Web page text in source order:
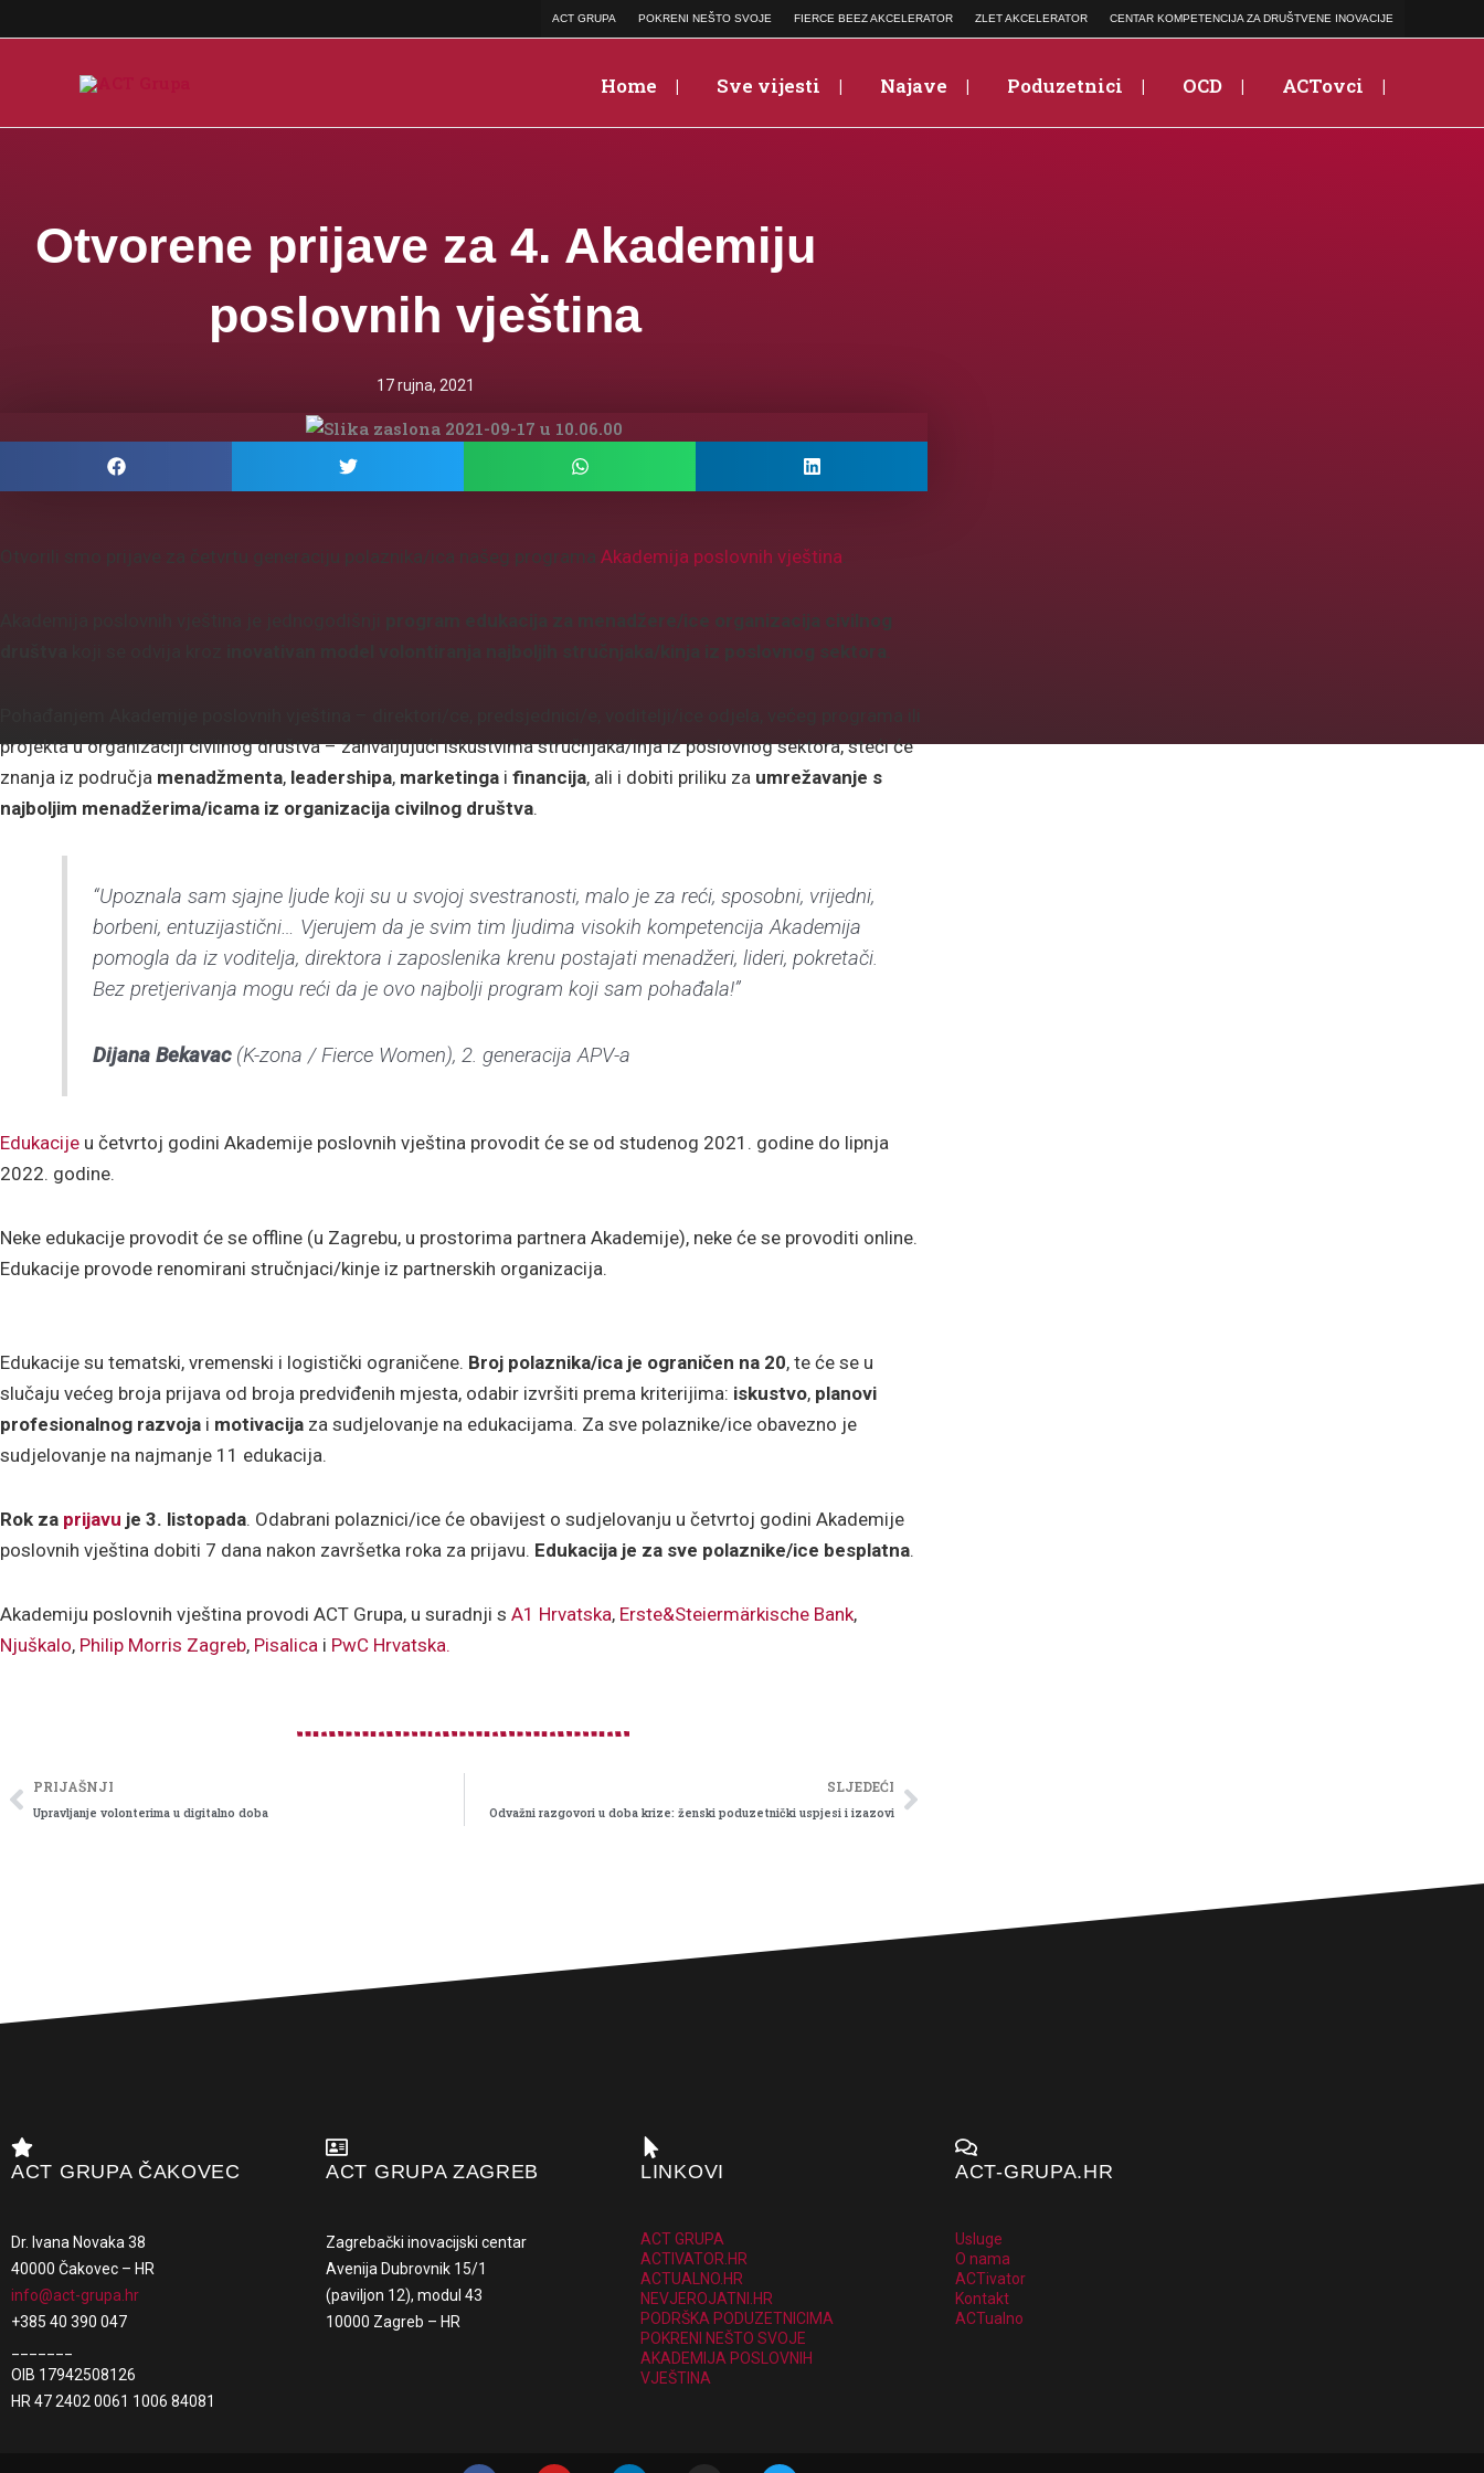
to
ACT GRUPA POKRENI NEŠTO SVOJE FIERCE BEEZ AKCELERATOR ZLET AKCELERATOR CENTAR KOMPETENCIJA ZA DRUŠTVENE INOVACIJE
Home Sve vijesti Najave Poduzetnici OCD ACTovci
Otvorene prijave za 4. Akademiju
poslovnih vještina
17 rujna, 2021
Otvorili smo prijave za četvrtu generaciju polaznika/ica našeg programa Akademija poslovnih vještina.
program edukacija za menadžere/ice organizacija civilnog
inovativan model volontiranja najboljih stručnjaka/kinja iz poslovnog sektora
projekta u organizaciji civilnog društva – zahvaljujući iskustvima stručnjaka/inja iz poslovnog sektora, steći će
znanja iz područja menadžmenta, leadershipa, marketinga i financija, ali i dobiti priliku za umrežavanje s
najboljim menadžerima/icama iz organizacija civilnog društva.
“Upoznala sam sjajne ljude koji su u svojoj svestranosti, malo je za reći, sposobni, vrijedni,
borbeni, entuzijastični… Vjerujem da je svim tim ljudima visokih kompetencija Akademija
pomogla da iz voditelja, direktora i zaposlenika krenu postajati menadžeri, lideri, pokretači.
Bez pretjerivanja mogu reći da je ovo najbolji program koji sam pohađala!”
Dijana Bekavac(K-zona / Fierce Women), 2. generacija APV-a
Edukacije u četvrtoj godini Akademije poslovnih vještina provodit će se od studenog 2021. godine do lipnja
2022. godine.
Neke edukacije provodit će se offline (u Zagrebu, u prostorima partnera Akademije), neke će se provoditi online.
Edukacije provode renomirani stručnjaci/kinje iz partnerskih organizacija.
Edukacije su tematski, vremenski i logistički ograničene. Broj polaznika/ica je ograničen na 20, te će se u
slučaju većeg broja prijava od broja predviđenih mjesta, odabir izvršiti prema kriterijima: iskustvo, planovi
profesionalnog razvoja i motivacija za sudjelovanje na edukacijama. Za sve polaznike/ice obavezno je
sudjelovanje na najmanje 11 edukacija.
Rok za prijavu je 3. listopada. Odabrani polaznici/ice će obavijest o sudjelovanju u četvrtoj godini Akademije
poslovnih vještina dobiti 7 dana nakon završetka roka za prijavu. Edukacija je za sve polaznike/ice besplatna.
Akademiju poslovnih vještina provodi ACT Grupa, u suradnji s A1 Hrvatska, Erste&Steiermärkische Bank,
Njuškalo, Philip Morris Zagreb, Pisalica i PwC Hrvatska.
PrevPRIJAŠNJI
Upravljanje volonterima u digitalno doba
SLJEDEĆI
Odvažni razgovori u doba krize: ženski poduzetnički uspjesi i izazovi
Next
ACT GRUPA ČAKOVEC
Dr. Ivana Novaka 38
40000 Čakovec – HR
info@act-grupa.hr
+385 40 390 047
OIB 17942508126
HR 47 2402 0061 1006 84081
ACT GRUPA ZAGREB
Zagrebački inovacijski centar
Avenija Dubrovnik 15/1
(paviljon 12), modul 43
10000 Zagreb – HR
LINKOVI
ACT GRUPA
ACTIVATOR.HR
ACTUALNO.HR
NEVJEROJATNI.HR
PODRŠKA PODUZETNICIMA
POKRENI NEŠTO SVOJE
AKADEMIJA POSLOVNIH
VJEŠTINA
ACT-GRUPA.HR
Usluge
O nama
ACTivator
Kontakt
ACTualno